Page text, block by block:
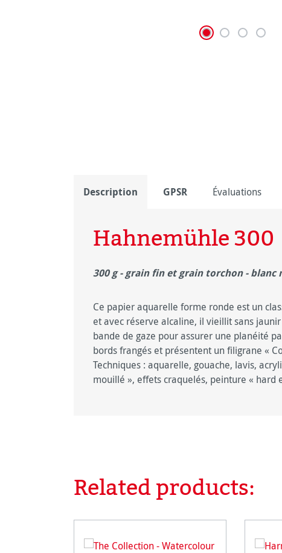
Description GPSR Évaluations
Hahnemühle 300
300 g - grain fin et grain torchon - blanc
Ce papier aquarelle forme ronde est un
et avec réserve alcaline, il vieillit sans
bande de gaze pour assurer une planéité
bords frangés et présentent un filigrane «
Techniques : aquarelle, gouache, lavis,
mouillé », effets craquelés, peinture « hard
Ignorer la galerie de produits
Related products: